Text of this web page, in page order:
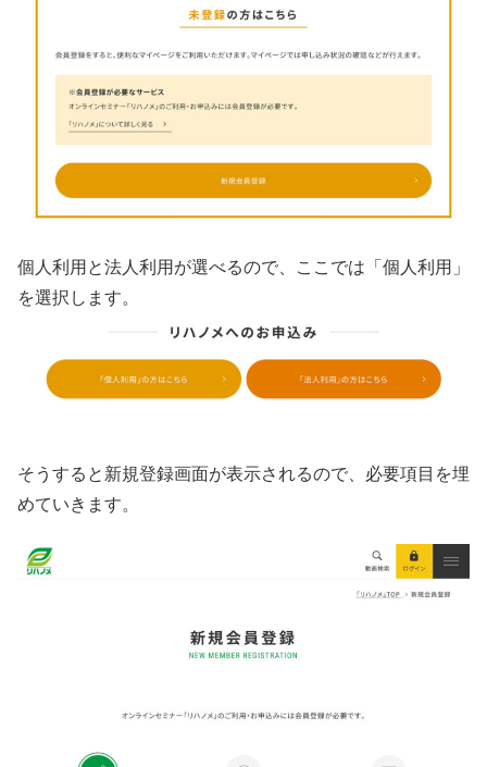
個人利用と法人利用が選べるので、ここでは「個人利用」
を選択します。
そうすると新規登録画面が表示されるので、必要項目を埋
めていきます。